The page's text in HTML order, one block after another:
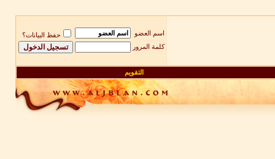
اسم العضو
حفظ البيانات؟
كلمة المرور
التقويم